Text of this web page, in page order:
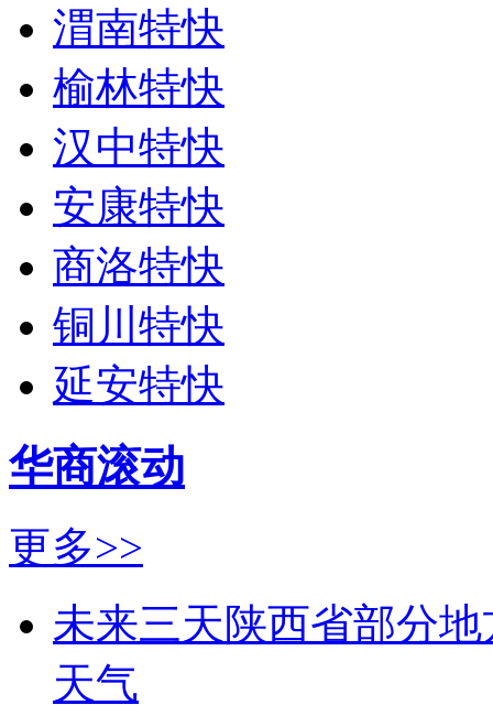
渭南特快
榆林特快
汉中特快
安康特快
商洛特快
铜川特快
延安特快
华商滚动
更多>>
未来三天陕西省部分
天气